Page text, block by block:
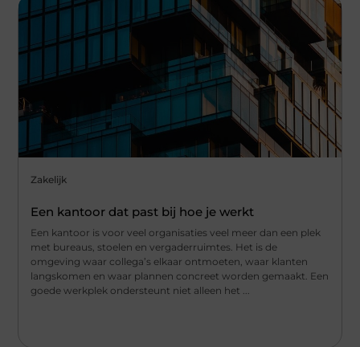
Zakelijk
Een kantoor dat past bij hoe je werkt
Een kantoor is voor veel organisaties veel meer dan een plek
met bureaus, stoelen en vergaderruimtes. Het is de
omgeving waar collega’s elkaar ontmoeten, waar klanten
langskomen en waar plannen concreet worden gemaakt. Een
goede werkplek ondersteunt niet alleen het ...